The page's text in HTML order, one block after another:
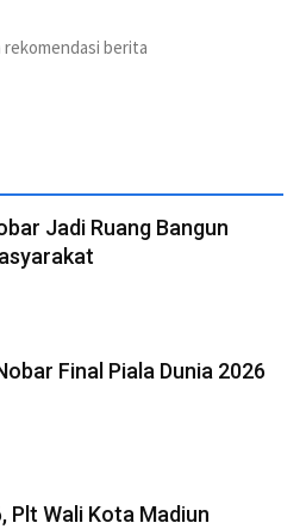
rekomendasi berita
Jadi Ruang Bangun
Final Piala Dunia 2026
Plt Wali Kota Madiun